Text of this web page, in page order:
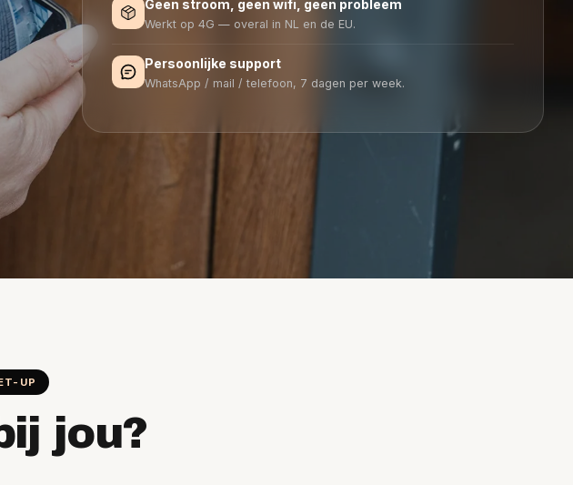
Geen stroom, geen wifi, geen probleem
Werkt op 4G — overal in NL en de EU.
Persoonlijke support
WhatsApp / mail / telefoon, 7 dagen per week.
UP
jou?